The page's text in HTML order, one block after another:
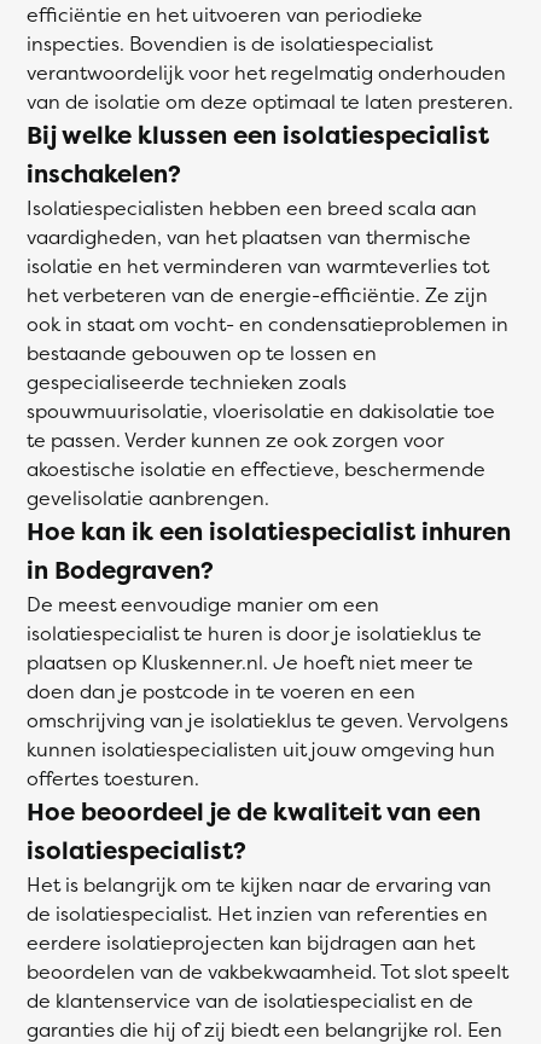
efficiëntie en het uitvoeren van periodieke
inspecties. Bovendien is de isolatiespecialist
verantwoordelijk voor het regelmatig onderhouden
van de isolatie om deze optimaal te laten presteren.
Bij welke klussen een isolatiespecialist
inschakelen?
Isolatiespecialisten hebben een breed scala aan
vaardigheden, van het plaatsen van thermische
isolatie en het verminderen van warmteverlies tot
het verbeteren van de energie-efficiëntie. Ze zijn
ook in staat om vocht- en condensatieproblemen in
bestaande gebouwen op te lossen en
gespecialiseerde technieken zoals
spouwmuurisolatie, vloerisolatie en dakisolatie toe
te passen. Verder kunnen ze ook zorgen voor
akoestische isolatie en effectieve, beschermende
gevelisolatie aanbrengen.
Hoe kan ik een isolatiespecialist inhuren
in Bodegraven?
De meest eenvoudige manier om een
isolatiespecialist te huren is door je isolatieklus te
plaatsen op Kluskenner.nl. Je hoeft niet meer te
doen dan je postcode in te voeren en een
omschrijving van je isolatieklus te geven. Vervolgens
kunnen isolatiespecialisten uit jouw omgeving hun
offertes toesturen.
Hoe beoordeel je de kwaliteit van een
isolatiespecialist?
Het is belangrijk om te kijken naar de ervaring van
de isolatiespecialist. Het inzien van referenties en
eerdere isolatieprojecten kan bijdragen aan het
beoordelen van de vakbekwaamheid. Tot slot speelt
de klantenservice van de isolatiespecialist en de
garanties die hij of zij biedt een belangrijke rol. Een